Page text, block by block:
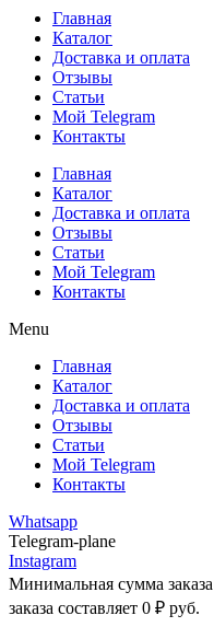
Главная
Каталог
Доставка и оплата
Отзывы
Статьи
Мой Telegram
Контакты
Главная
Каталог
Доставка и оплата
Отзывы
Статьи
Мой Telegram
Контакты
Menu
Главная
Каталог
Доставка и оплата
Отзывы
Статьи
Мой Telegram
Контакты
Whatsapp
Telegram-plane
Instagram
Минимальная сумма заказа
заказа составляет 0 ₽ руб.